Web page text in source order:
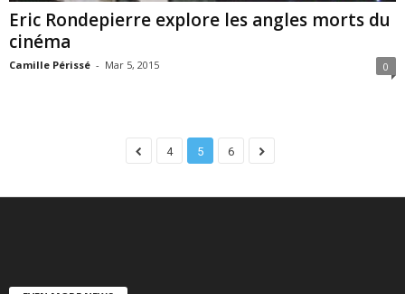
Eric Rondepierre explore les angles morts du
cinéma
Camille Périssé - Mar 5, 2015 0
4 5 6